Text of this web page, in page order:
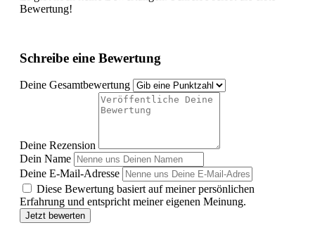
Bewertung!
Schreibe eine Bewertung
Deine Gesamtbewertung
Deine Rezension
Dein Name
Deine E-Mail-Adresse
Diese Bewertung basiert auf meiner persönlichen
Erfahrung und entspricht meiner eigenen Meinung.
Jetzt bewerten